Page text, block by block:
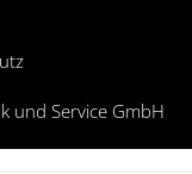
und Service GmbH